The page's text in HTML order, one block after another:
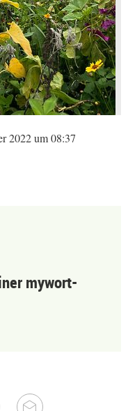
2022 um 08:37
mywort-